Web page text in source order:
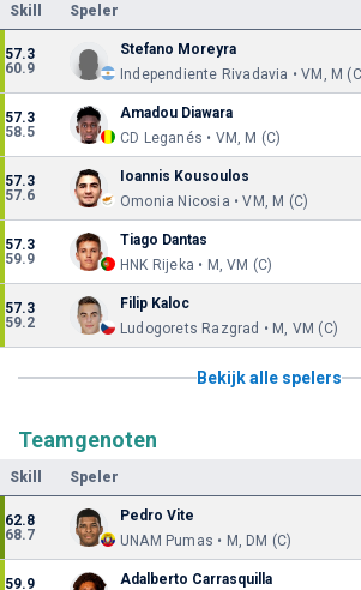
Skill Speler
57.3
60.9
Stefano Moreyra
Independiente Rivadavia • VM, M
57.3
58.5
Amadou Diawara
CD Leganés • VM, M (C)
57.3
57.6
Ioannis Kousoulos
Omonia Nicosia • VM, M (C)
57.3
59.9
Tiago Dantas
HNK Rijeka • M, VM (C)
57.3
59.2
Filip Kaloc
Ludogorets Razgrad • M, VM (C)
Bekijk alle spelers
Teamgenoten
Skill Speler
62.8
68.7
Pedro Vite
UNAM Pumas • M, DM (C)
59.9
Adalberto Carrasquilla